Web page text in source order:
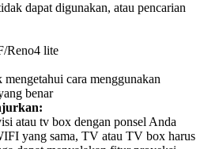
dapat digunakan, atau pencarian
Reno4 lite
cara menggunakan
benar
atau tv box dengan ponsel Anda
yang sama, TV atau TV box harus